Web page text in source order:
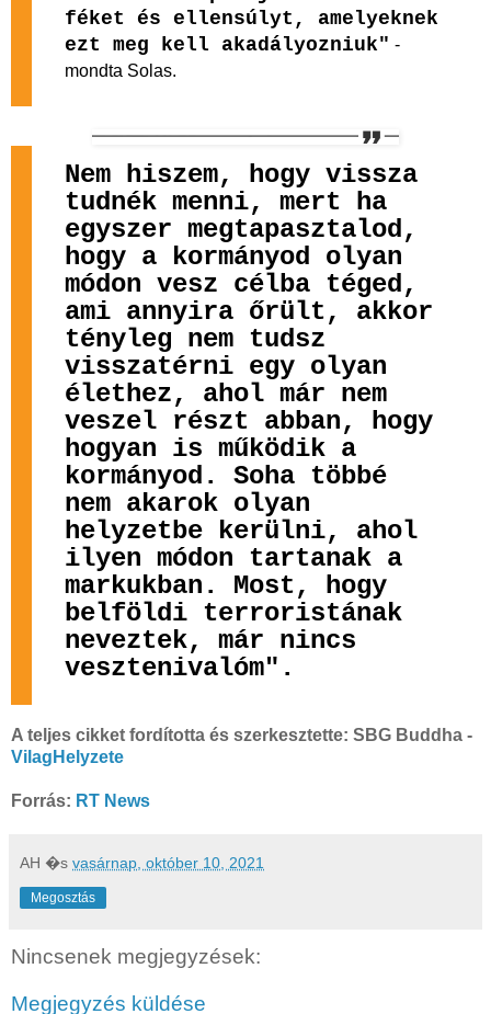
féket és ellensúlyt, amelyeknek
ezt meg kell akadályozniuk" -
mondta Solas.
Nem hiszem, hogy vissza
tudnék menni, mert ha
egyszer megtapasztalod,
hogy a kormányod olyan
módon vesz célba téged,
ami annyira őrült, akkor
tényleg nem tudsz
visszatérni egy olyan
élethez, ahol már nem
veszel részt abban, hogy
hogyan is működik a
kormányod. Soha többé
nem akarok olyan
helyzetbe kerülni, ahol
ilyen módon tartanak a
markukban. Most, hogy
belföldi terroristának
neveztek, már nincs
vesztenivalóm".
A teljes cikket fordította és szerkesztette: SBG Buddha -
VilagHelyzete
Forrás: RT News
AH �s vasárnap, október 10, 2021
Megosztás
Nincsenek megjegyzések:
Megjegyzés küldése